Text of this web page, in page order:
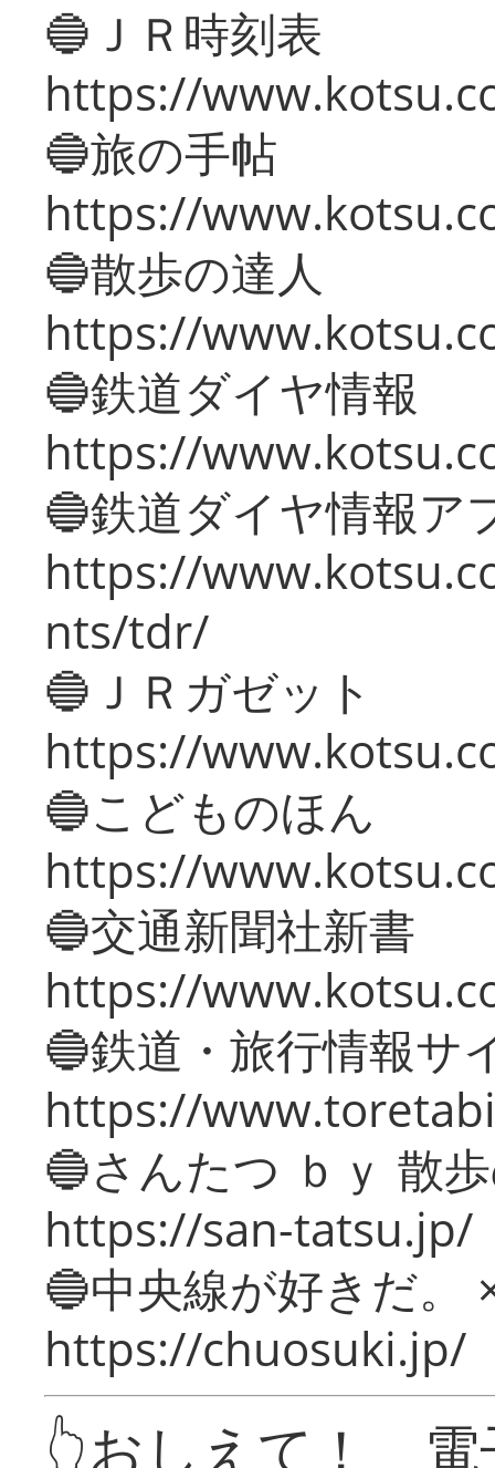
🔵ＪＲ時刻表
https://
🔵旅の手帖
https://
🔵散歩の達人
https://
🔵鉄道ダイヤ情報
https://
🔵鉄道ダイヤ情報ア
https://
nts/tdr/
🔵ＪＲガゼット
https://
🔵こどものほん
https://
🔵交通新聞社新書
https://
🔵鉄道・旅行情報サ
https://
🔵さんたつ ｂｙ 散
https://san-tatsu.jp/
🔵中央線が好きだ。
https://chuosuki.jp/
👆おしえて！ 電